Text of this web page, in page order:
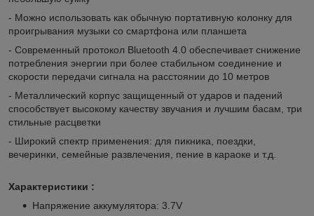
- Можно использовать как обычную портативную колонку для
проигрывания музыки со смартфона или планшета
- Современный протокол Bluetooth 4.0 обеспечивает снижение
потребления энергии при более стабильном соединение и
скорости передачи сигнала на расстоянии до 10 метров
- Металлический корпус защищенный от ударов и падений
способствует высокому качеству звучания и лучшим басам, три
стильные расцветки
- Широкий спектр применения: для пикника, поездки,
вечеринки, семейные развлечения, пение в караоке и т.д.
Характеристики :
Напряжение аккумулятора: 3.7V